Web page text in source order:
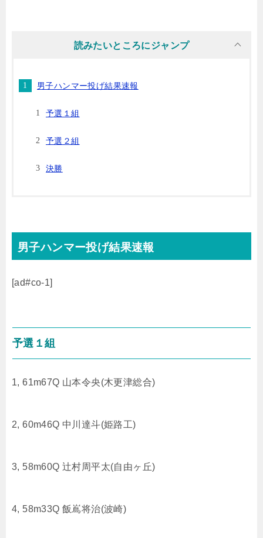
読みたいところにジャンプ
男子ハンマー投げ結果速報
予選１組
予選２組
決勝
男子ハンマー投げ結果速報
[ad#co-1]
予選１組
1, 61m67Q 山本令央(木更津総合)
2, 60m46Q 中川達斗(姫路工)
3, 58m60Q 辻村周平太(自由ヶ丘)
4, 58m33Q 飯嶌将治(波崎)